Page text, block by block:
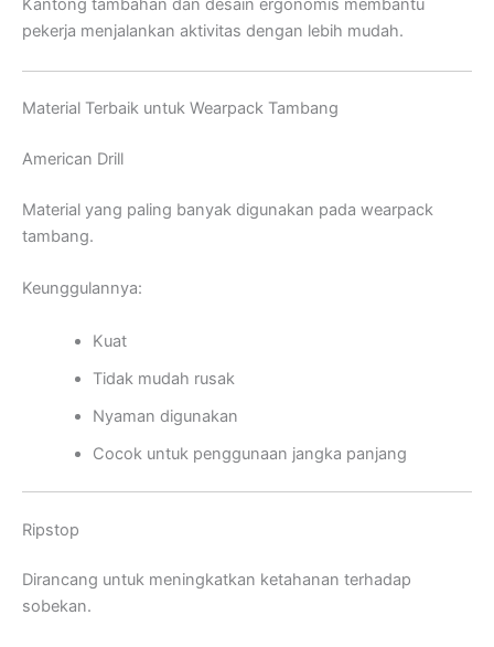
Kantong tambahan dan desain ergonomis membantu
pekerja menjalankan aktivitas dengan lebih mudah.
Material Terbaik untuk Wearpack Tambang
American Drill
Material yang paling banyak digunakan pada wearpack
tambang.
Keunggulannya:
Kuat
Tidak mudah rusak
Nyaman digunakan
Cocok untuk penggunaan jangka panjang
Ripstop
Dirancang untuk meningkatkan ketahanan terhadap
sobekan.